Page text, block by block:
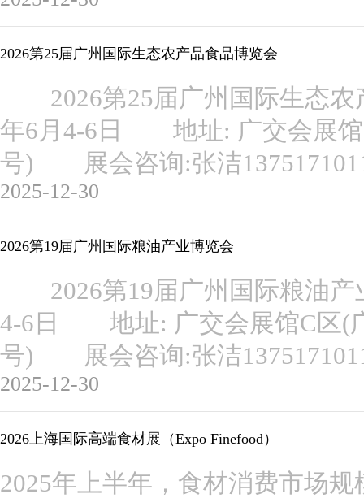
2026第25届广州国际生态农产品食品博览会
2026第25届广州国际生态
年6月4-6日 地址: 广交会展馆
号) 展会咨询:张洁
2025-12-30
2026第19届广州国际粮油产业博览会
2026第19届广州国际粮油
4-6日 地址: 广交会展馆C区(
号) 展会咨询:张洁
2025-12-30
2026上海国际高端食材展（Expo Finefood）
2025年上半年，食材消费市场